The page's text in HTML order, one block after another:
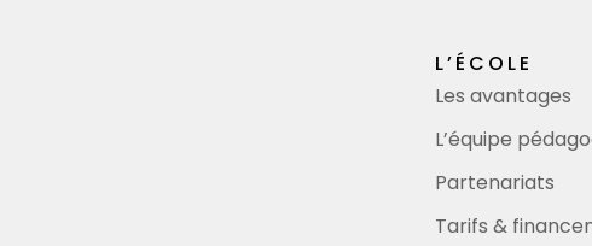
L’ÉCOLE
Les avantages
L’équipe
Partenariats
Tarifs &